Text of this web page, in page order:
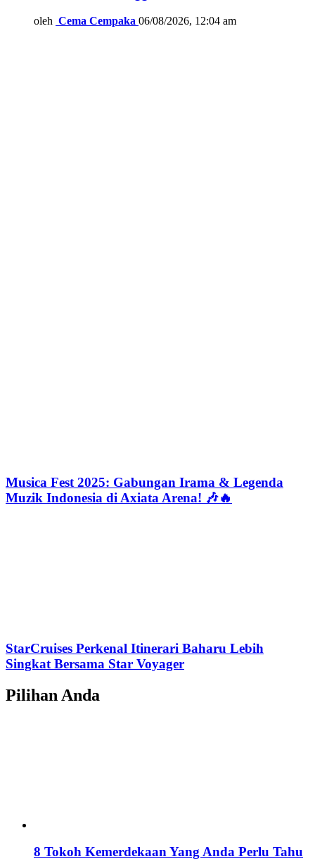
oleh Cema Cempaka 06/08/2026, 12:04 am
Musica Fest 2025: Gabungan Irama & Legenda
Muzik Indonesia di Axiata Arena! 🎶🔥
StarCruises Perkenal Itinerari Baharu Lebih
Singkat Bersama Star Voyager
Pilihan Anda
8 Tokoh Kemerdekaan Yang Anda Perlu Tahu